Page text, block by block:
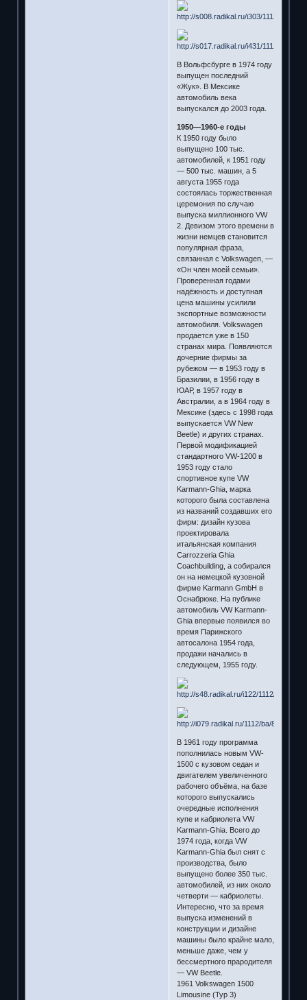
В Вольфсбурге в 1974 году
выпущен последний
«Жук». В Мексике
автомобиль века
выпускался до 2003 года.
1950—1960-е годы
К 1950 году было
выпущено 100 тыс.
автомобилей, к 1951 году
— 500 тыс. машин, а 5
августа 1955 года
состоялась торжественная
церемония по случаю
выпуска миллионного VW
2. Девизом этого времени в
жизни немцев становится
популярная фраза,
связанная с Volkswagen, —
«Он член моей семьи».
Проверенная годами
надёжность и доступная
цена машины усилили
экспортные возможности
автомобиля. Volkswagen
продается уже в 150
странах мира. Появляются
дочерние фирмы за
рубежом — в 1953 году в
Бразилии, в 1956 году в
ЮАР, в 1957 году в
Австралии, а в 1964 году в
Мексике (здесь с 1998 года
выпускается VW New
Beetle) и других странах.
Первой модификацией
стандартного VW-1200 в
1953 году стало
спортивное купе VW
Karmann-Ghia, марка
которого была составлена
из названий создавших его
фирм: дизайн кузова
проектировала
итальянская компания
Carrozzeria Ghia
Coachbuilding, а собирался
он на немецкой кузовной
фирме Karmann GmbH в
Оснабрюке. На публике
автомобиль VW Karmann-
Ghia впервые появился во
время Парижского
автосалона 1954 года,
продажи начались в
следующем, 1955 году.
В 1961 году программа
пополнилась новым VW-
1500 с кузовом седан и
двигателем увеличенного
рабочего объёма, на базе
которого выпускались
очередные исполнения
купе и кабриолета VW
Karmann-Ghia. Всего до
1974 года, когда VW
Karmann-Ghia был снят с
производства, было
выпущено более 350 тыс.
автомобилей, из них около
четверти — кабриолеты.
Интересно, что за время
выпуска изменений в
конструкции и дизайне
машины было крайне мало,
меньше даже, чем у
бессмертного прародителя
— VW Beetle.
1961 Volkswagen 1500
Limousine (Typ 3)